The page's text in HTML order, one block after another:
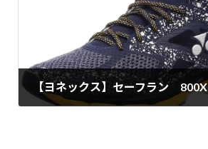
【ヨネックス】セーフラン 800X